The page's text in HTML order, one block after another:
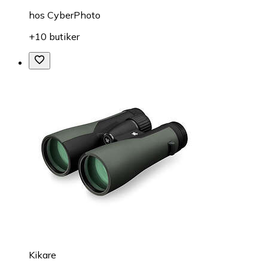
hos CyberPhoto
+10 butiker
Kikare